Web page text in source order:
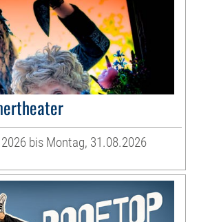
bis Montag, 31.08.2026